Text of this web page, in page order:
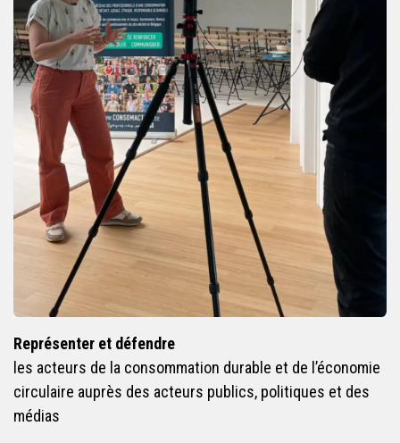
Représenter et défendre
les acteurs de la consommation durable et de l’économie
circulaire auprès des acteurs publics, politiques et des
médias